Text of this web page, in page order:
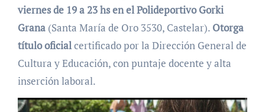
viernes de 19 a 23 hs en el Polideportivo Gorki
Grana (Santa María de Oro 3530, Castelar). Otorga
título oficialcertificado por la Dirección General de
Cultura y Educación, con puntaje docente y alta
inserción laboral.